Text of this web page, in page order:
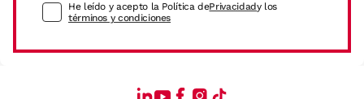
He leído y acepto la Política dePrivacidady los
términos y condiciones